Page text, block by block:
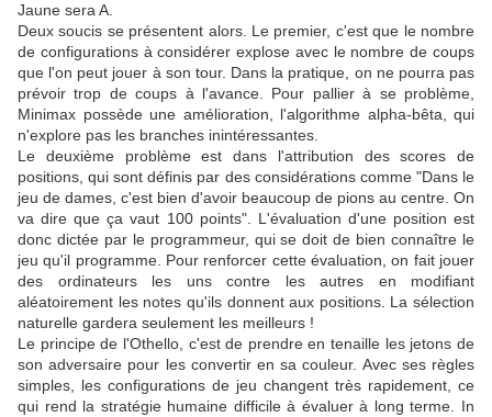
Jaune sera A.
Deux soucis se présentent alors. Le premier, c'est que le nombre
de configurations à considérer explose avec le nombre de coups
que l'on peut jouer à son tour. Dans la pratique, on ne pourra pas
prévoir trop de coups à l'avance. Pour pallier à se problème,
Minimax possède une amélioration, l'algorithme alpha-bêta, qui
n'explore pas les branches inintéressantes.
Le deuxième problème est dans l'attribution des scores de
positions, qui sont définis par des considérations comme "Dans le
jeu de dames, c'est bien d'avoir beaucoup de pions au centre. On
va dire que ça vaut 100 points". L'évaluation d'une position est
donc dictée par le programmeur, qui se doit de bien connaître le
jeu qu'il programme. Pour renforcer cette évaluation, on fait jouer
des ordinateurs les uns contre les autres en modifiant
aléatoirement les notes qu'ils donnent aux positions. La sélection
naturelle gardera seulement les meilleurs !
Le principe de l'Othello, c'est de prendre en tenaille les jetons de
son adversaire pour les convertir en sa couleur. Avec ses règles
simples, les configurations de jeu changent très rapidement, ce
qui rend la stratégie humaine difficile à évaluer à long terme. In